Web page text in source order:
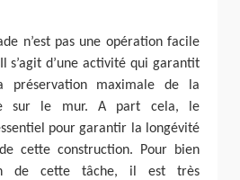
n’est pas une opération facile
d’une activité qui garantit
préservation maximale de la
sur le mur. A part cela, le
pour garantir la longévité
cette construction. Pour bien
de cette tâche, il est très